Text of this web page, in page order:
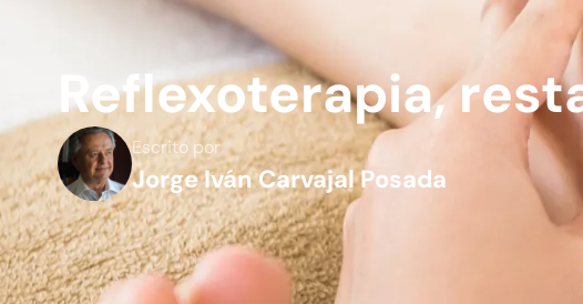
Reflexoterapia,
Escrito por
Jorge Iván Carvajal Posada